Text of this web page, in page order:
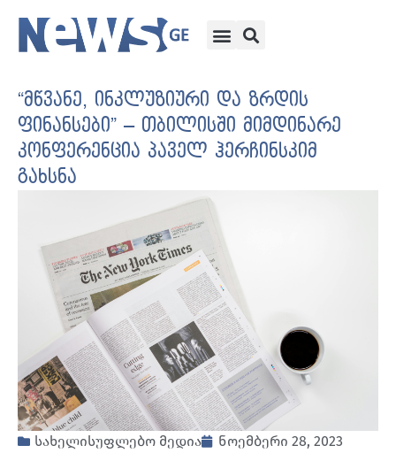
“მწვანე, ინკლუზიური და ზრდის
ფინანსები” – თბილისში მიმდინარე
კონფერენცია პაველ ჰერჩინსკიმ
გახსნა
სახელისუფლებო მედია
ნოემბერი 28, 2023